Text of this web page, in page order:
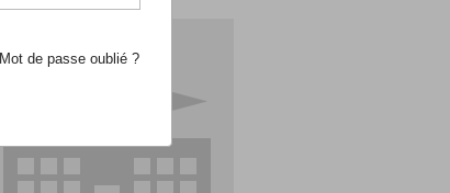
Mot de passe oublié ?